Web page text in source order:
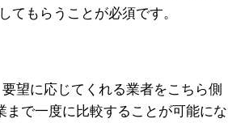
てもらうことが必須です。
望に応じてくれる業者をこちら側
で一度に比較することが可能にな